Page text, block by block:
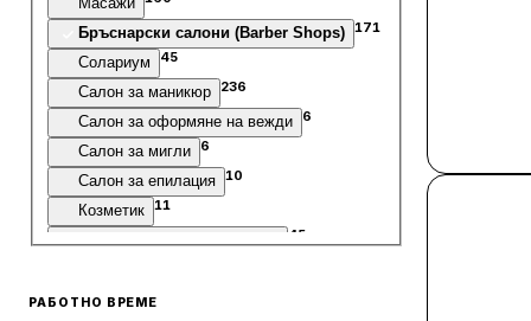
Бръснарски салони (Barber Shops) 171
Солариум 45
Салон за маникюр 236
Салон за оформяне на вежди 6
Салон за мигли 6
Салон за епилация 10
Козметик 11
Салон за лазерна епилация 45
РАБОТНО ВРЕМЕ